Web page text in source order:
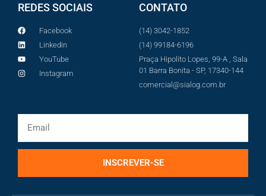
REDES SOCIAIS
Facebook
Linkedin
YouTube
Instagram
CONTATO
(14) 3042-1852
(14) 99184-6196
Praça Hipolito Lopes, 99-A , Sala
01 Barra Bonita - SP, 17340-144
comercial@sialog.com.br
INSCREVER-SE